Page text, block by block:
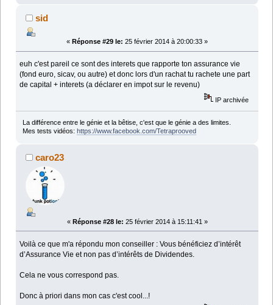
sid
« Réponse #29 le: 25 février 2014 à 20:00:33 »
euh c'est pareil ce sont des interets que rapporte ton assurance vie
(fond euro, sicav, ou autre) et donc lors d'un rachat tu rachete une part
de capital + interets (a déclarer en impot sur le revenu)
IP archivée
La différence entre le génie et la bêtise, c'est que le génie a des limites.
Mes tests vidéos: https://www.facebook.com/Tetraprooved
caro23
« Réponse #28 le: 25 février 2014 à 15:11:41 »
Voilà ce que m'a répondu mon conseiller : Vous bénéficiez d’intérêt
d’Assurance Vie et non pas d’intérêts de Dividendes.
Cela ne vous correspond pas.
Donc à priori dans mon cas c'est cool...!